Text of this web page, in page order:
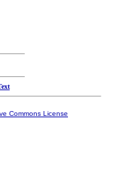
Commons License